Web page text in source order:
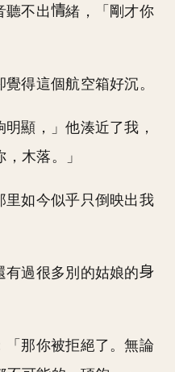
聽不出
緒，「剛才你
得這個航空箱好沉。
明顯，」他湊近了我，
木落。」
里如今似乎只倒映出我
有過很多別的姑娘的
那你被拒絕了。無論